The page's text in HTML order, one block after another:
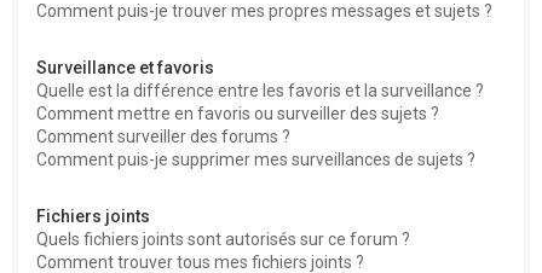
Comment puis-je trouver mes propres messages et sujets ?
Surveillance et favoris
Quelle est la différence entre les favoris et la surveillance ?
Comment mettre en favoris ou surveiller des sujets ?
Comment surveiller des forums ?
Comment puis-je supprimer mes surveillances de sujets ?
Fichiers joints
Quels fichiers joints sont autorisés sur ce forum ?
Comment trouver tous mes fichiers joints ?